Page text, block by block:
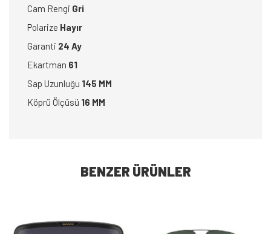
Cam Rengi Gri
Polarize Hayır
Garanti 24 Ay
Ekartman 61
Sap Uzunluğu 145 MM
Köprü Ölçüsü 16 MM
BENZER ÜRÜNLER